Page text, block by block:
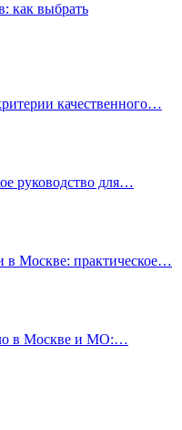
как выбрать
качественного…
руководство для…
в Москве: практическое…
в Москве и МО:…